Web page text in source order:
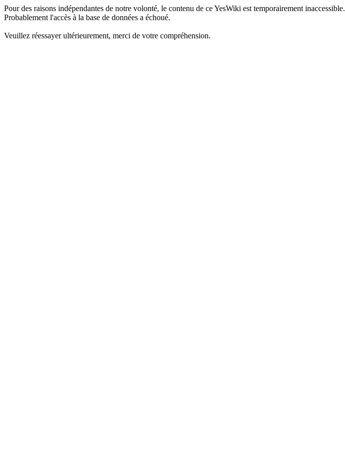
Pour des raisons indépendantes de notre volonté, le contenu de ce YesWiki est temporairement inaccessible.
Probablement l'accès à la base de données a échoué.
Veuillez réessayer ultérieurement, merci de votre compréhension.